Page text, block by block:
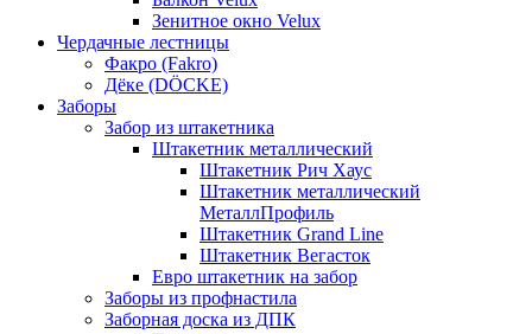
Зенитное окно Velux
Чердачные лестницы
Факро (Fakro)
Дёке (DÖCKE)
Заборы
Забор из штакетника
Штакетник металлический
Штакетник Рич Хаус
Штакетник металлический
МеталлПрофиль
Штакетник Grand Line
Штакетник Вегасток
Евро штакетник на забор
Заборы из профнастила
Заборная доска из ДПК